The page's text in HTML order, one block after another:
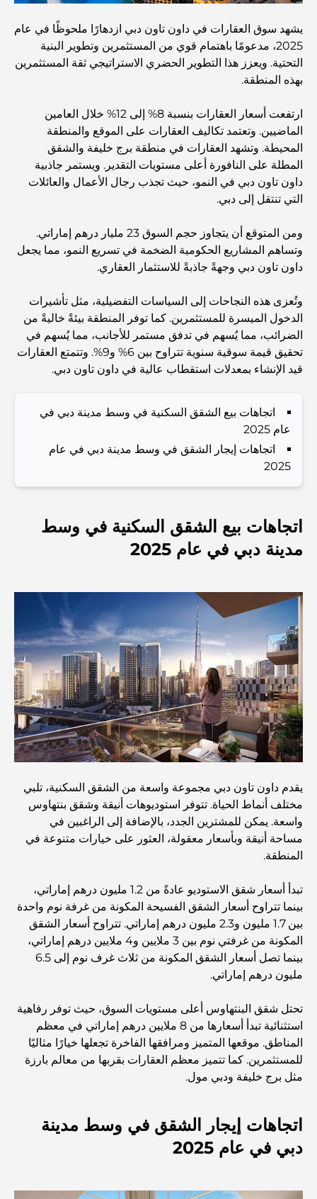
Best Hotels in Business Bay, Dubai: Your Ultimate
Guide
Dubai Vision 2040 - Green Living, Scenic Routes
and a Smarter Metro Network
أفضل المقاهي في دبي بإطلالة خلابة: مزيج مثالي من المذاق
الرائع والمناظر الطبيعية الساحرة
مطاعم بإطلالة على برج العرب: تجربة طعام استثنائية في دبي
دليل شامل لأندية شاطئ نخلة جميرا لعام 2026
المطاعم الإيطالية في وسط مدينة دبي: تذوق إيطاليا في قلب
المدينة
صورها
الدليل الأمثل لمطاعم الطعام الفاخر في نخلة جميرا
المستشفيات الحكومية في دبي: رعاية صحية شاملة للجميع
أغلى سيارة لامبورغيني على الإطلاق: قائمة هواة الجمع
أغلى مدارس جيمس في دبي: دليل شامل للآباء
أفضل المدارس القريبة من داماك هيلز 2: دليل للعائلات
أفضل المطاعم الهندية في دبي: رحلة طهي
اكتشف ممشى نخلة جميرا: جولة بين الفخامة والإطلالات الخلابة
أفضل المناطق للسكن في دبي مع العائلة: اكتشف أفضل
الخيارات
فنادق الخمس نجوم في دبي: فخامة لا مثيل لها لكل مسافر
أشياء يمكنك القيام بها في وسط مدينة دبي: دليلك الشامل
أفضل أماكن الإفطار في دبي: أفضل 7 أماكن لا تُضاهى لتجربة
إفطار رمضاني لا يُنسى
المقاهي في منطقة الخليج التجاري: مزيج مثالي من القهوة
والمجتمع
الطعام
يشهد سوق العقارات في داون تاون دبي ازدهارًا ملحوظًا في عام
2025، مدعومًا باهتمام قوي من المستثمرين وتطوير البنية
التحتية. ويعزز هذا التطوير الحضري الاستراتيجي ثقة المستثمرين
بهذه المنطقة.
ارتفعت أسعار العقارات بنسبة 8% إلى 12% خلال العامين
الماضيين. وتعتمد تكاليف العقارات على الموقع والمنطقة
المحيطة. وتشهد العقارات في منطقة برج خليفة والشقق
المطلة على النافورة أعلى مستويات التقدير. ويستمر جاذبية
داون تاون دبي في النمو، حيث تجذب رجال الأعمال والعائلات
التي تنتقل إلى دبي.
ومن المتوقع أن يتجاوز حجم السوق 23 مليار درهم إماراتي.
وتساهم المشاريع الحكومية الضخمة في تسريع النمو، مما يجعل
داون تاون دبي وجهةً جاذبةً للاستثمار العقاري.
وتُعزى هذه النجاحات إلى السياسات التفضيلية، مثل تأشيرات
الدخول الميسرة للمستثمرين. كما توفر المنطقة بيئةً خاليةً من
الضرائب، مما يُسهم في تدفق مستمر للأجانب، مما يُسهم في
تحقيق قيمة سوقية سنوية تتراوح بين 6% و9%. وتتمتع العقارات
قيد الإنشاء بمعدلات استقطاب عالية في داون تاون دبي.
اتجاهات بيع الشقق السكنية في وسط مدينة دبي في
عام 2025
اتجاهات إيجار الشقق في وسط مدينة دبي في عام
2025
اتجاهات بيع الشقق السكنية في وسط
مدينة دبي في عام 2025
يقدم داون تاون دبي مجموعة واسعة من الشقق السكنية، تلبي
مختلف أنماط الحياة. تتوفر استوديوهات أنيقة وشقق بنتهاوس
واسعة. يمكن للمشترين الجدد، بالإضافة إلى الراغبين في
مساحة أنيقة وبأسعار معقولة، العثور على خيارات متنوعة في
المنطقة.
تبدأ أسعار شقق الاستوديو عادةً من 1.2 مليون درهم إماراتي،
بينما تتراوح أسعار الشقق الفسيحة المكونة من غرفة نوم واحدة
بين 1.7 مليون و2.3 مليون درهم إماراتي. تتراوح أسعار الشقق
المكونة من غرفتي نوم بين 3 ملايين و4 ملايين درهم إماراتي،
بينما تصل أسعار الشقق المكونة من ثلاث غرف نوم إلى 6.5
مليون درهم إماراتي.
تحتل شقق البنتهاوس أعلى مستويات السوق، حيث توفر رفاهية
استثنائية تبدأ أسعارها من 8 ملايين درهم إماراتي في معظم
المناطق. موقعها المتميز ومرافقها الفاخرة تجعلها خيارًا مثاليًا
للمستثمرين. كما تتميز معظم العقارات بقربها من معالم بارزة
مثل برج خليفة ودبي مول.
اتجاهات إيجار الشقق في وسط مدينة
دبي في عام 2025